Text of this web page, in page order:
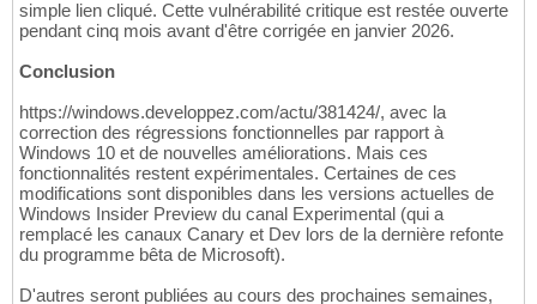
simple lien cliqué. Cette vulnérabilité critique est restée ouverte
pendant cinq mois avant d'être corrigée en janvier 2026.
Conclusion
https://windows.developpez.com/actu/381424/, avec la
correction des régressions fonctionnelles par rapport à
Windows 10 et de nouvelles améliorations. Mais ces
fonctionnalités restent expérimentales. Certaines de ces
modifications sont disponibles dans les versions actuelles de
Windows Insider Preview du canal Experimental (qui a
remplacé les canaux Canary et Dev lors de la dernière refonte
du programme bêta de Microsoft).
D'autres seront publiées au cours des prochaines semaines,